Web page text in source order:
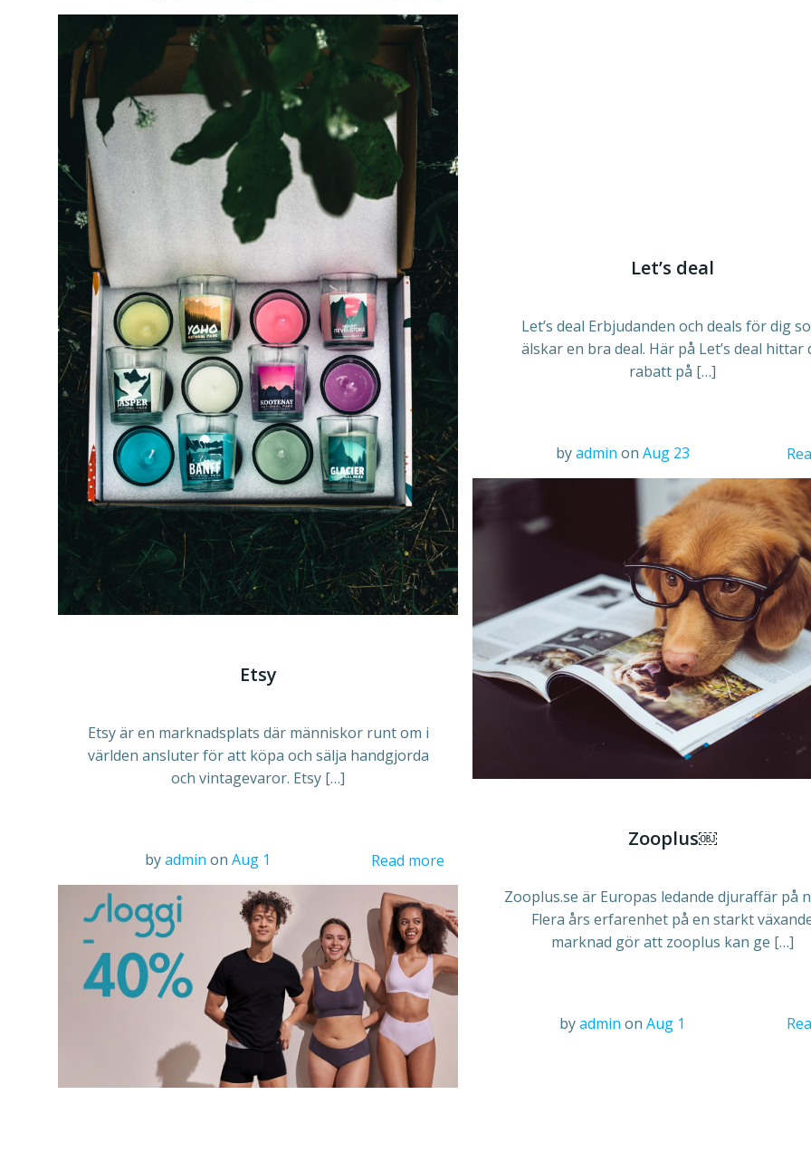
Let’s deal
Let’s deal Erbjudanden och deals för dig
älskar en bra deal. Här på Let’s deal hittar
rabatt på […]
byadmin on Aug 23
Etsy
Etsy är en marknadsplats där människor runt om i
världen ansluter för att köpa och sälja handgjorda
och vintagevaror. Etsy […]
byadmin onAug 1 Read more
Zooplus￼
Zooplus.se är Europas ledande djuraffär på
Flera års erfarenhet på en starkt
marknad gör att zooplus kan ge […]
byadmin onAug 1